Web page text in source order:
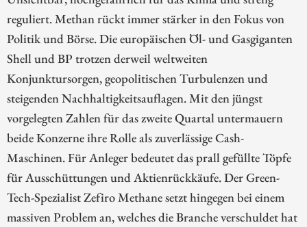
reguliert. Methan rückt immer stärker in den Fokus von
Politik und Börse. Die europäischen Öl- und Gasgiganten
Shell und BP trotzen derweil weltweiten
Konjunktursorgen, geopolitischen Turbulenzen und
steigenden Nachhaltigkeitsauflagen. Mit den jüngst
vorgelegten Zahlen für das zweite Quartal untermauern
beide Konzerne ihre Rolle als zuverlässige Cash-
Maschinen. Für Anleger bedeutet das prall gefüllte Töpfe
für Ausschüttungen und Aktienrückkäufe. Der Green-
Tech-Spezialist Zefiro Methane setzt hingegen bei einem
massiven Problem an, welches die Branche verschuldet hat